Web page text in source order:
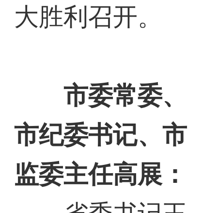
大胜利召开。
市委常委、
市纪委书记、市
监委主任高展：